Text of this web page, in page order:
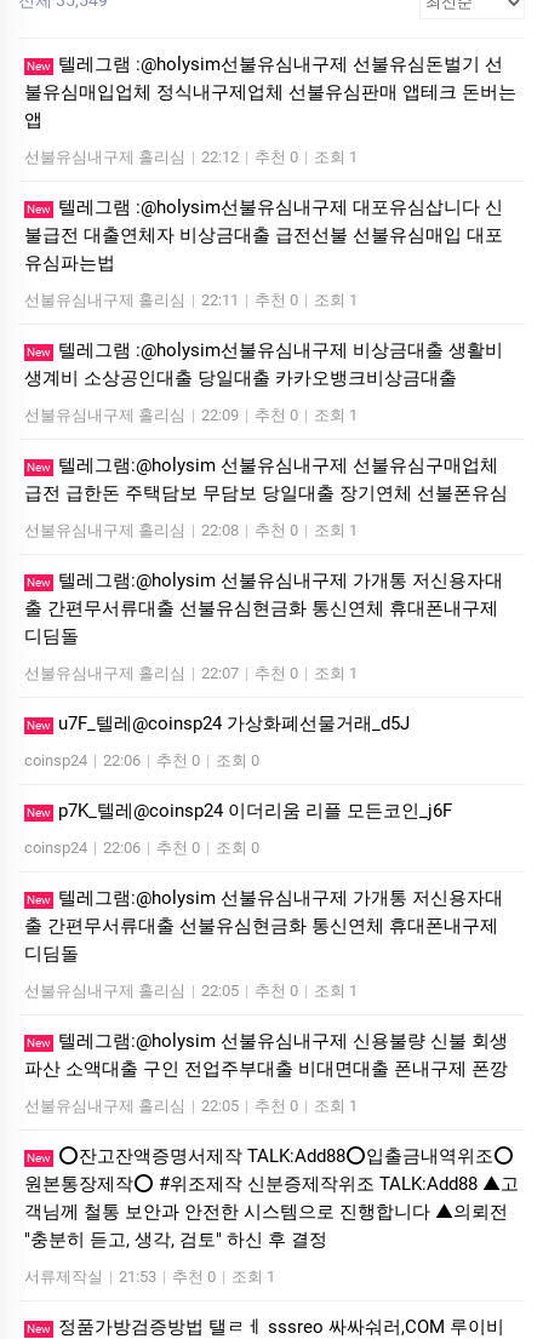
New
텔레그램 :@holysim선불유심내구제 선불유심돈벌기 선
불유심매입업체 정식내구제업체 선불유심판매 앱테크 돈버는
앱
선불유심내구제 홀리심 | 22:12 | 추천 0 | 조회 1
New
텔레그램 :@holysim선불유심내구제 대포유심삽니다 신
불급전 대출연체자 비상금대출 급전선불 선불유심매입 대포
유심파는법
선불유심내구제 홀리심 | 22:11 | 추천 0 | 조회 1
New
텔레그램 :@holysim선불유심내구제 비상금대출 생활비
생계비 소상공인대출 당일대출 카카오뱅크비상금대출
선불유심내구제 홀리심 | 22:09 | 추천 0 | 조회 1
New
텔레그램:@holysim 선불유심내구제 선불유심구매업체
급전 급한돈 주택담보 무담보 당일대출 장기연체 선불폰유심
선불유심내구제 홀리심 | 22:08 | 추천 0 | 조회 1
New
텔레그램:@holysim 선불유심내구제 가개통 저신용자대
출 간편무서류대출 선불유심현금화 통신연체 휴대폰내구제
디딤돌
선불유심내구제 홀리심 | 22:07 | 추천 0 | 조회 1
New u7F_텔레@coinsp24 가상화폐선물거래_d5J
coinsp24 | 22:06 | 추천 0 | 조회 0
New p7K_텔레@coinsp24 이더리움 리플 모든코인_j6F
coinsp24 | 22:06 | 추천 0 | 조회 0
New
텔레그램:@holysim 선불유심내구제 가개통 저신용자대
출 간편무서류대출 선불유심현금화 통신연체 휴대폰내구제
디딤돌
선불유심내구제 홀리심 | 22:05 | 추천 0 | 조회 1
New
텔레그램:@holysim 선불유심내구제 신용불량 신불 회생
파산 소액대출 구인 전업주부대출 비대면대출 폰내구제 폰깡
선불유심내구제 홀리심 | 22:05 | 추천 0 | 조회 1
New
⭕️잔고잔액증명서제작 TALK:Add88⭕️입출금내역위조⭕️
원본통장제작⭕️ #위조제작 신분증제작위조 TALK:Add88 ▲고
객님께 철통 보안과 안전한 시스템으로 진행합니다 ▲의뢰전
"충분히 듣고, 생각, 검토" 하신 후 결정
서류제작실 | 21:53 | 추천 0 | 조회 1
New
정품가방검증방법 탤ㄹㅔ sssreo 싸싸숴러,COM 루이비